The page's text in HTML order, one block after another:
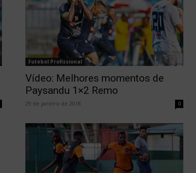
Futebol Profissional
Vídeo: Melhores momentos de
Paysandu 1×2 Remo
29 de janeiro de 2018 0